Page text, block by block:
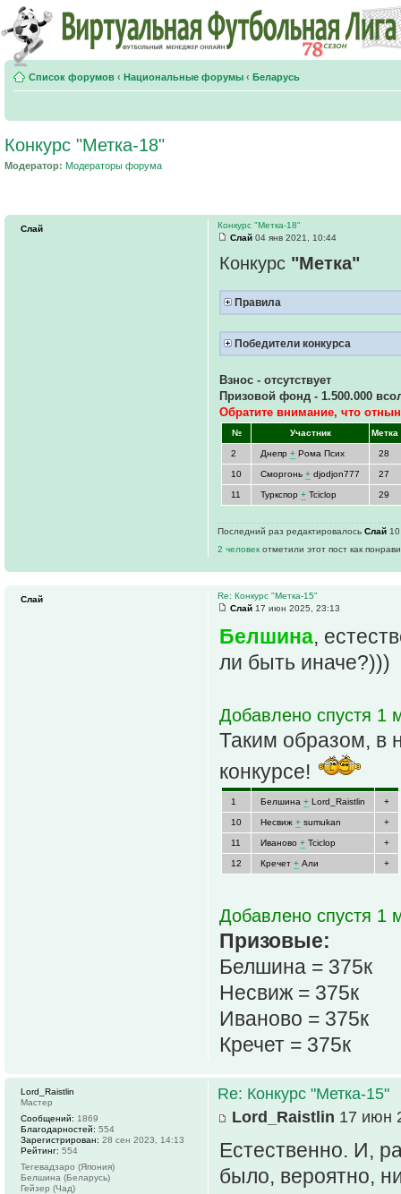
Список форумов ‹ Национальные форумы ‹ Беларусь
Конкурс "Метка-18"
Модератор: Модераторы форума
Конкурс "Метка-18"
Слай 04 янв 2021, 10:44
Конкурс "Метка"
Правила
Победители конкурса
Взнос - отсутствует
Призовой фонд - 1.500.000
Обратите внимание, что
№ Участник Метка
2 Днепр + Рома Псих 28
10 Сморгонь + djodjon777 27
11 Туркспор + Tciclop 29
Последний раз редактировалось Слай
2 человек отметили этот пост как
Слай
Re: Конкурс "Метка-15"
Слай 17 июн 2025, 23:13
Белшина,
ли быть иначе?)))
Добавлено спустя 1
Таким образом, в
конкурсе!
1 Белшина + Lord_Raistlin +
10 Несвиж + sumukan +
11 Иваново + Tciclop +
12 Кречет + Али +
Добавлено спустя 1
Призовые:
Белшина = 375к
Несвиж = 375к
Иваново = 375к
Кречет = 375к
Слай
Re: Конкурс "Метка-15"
Lord_Raistlin 17 июн
Естественно. И,
было, вероятно,
Lord_Raistlin
Мастер
Сообщений: 1869
Благодарностей: 554
Зарегистрирован: 28 сен 2023, 14:13
Рейтинг: 554
Тегевадзаро (Япония)
Белшина (Беларусь)
Гейзер (Чад)